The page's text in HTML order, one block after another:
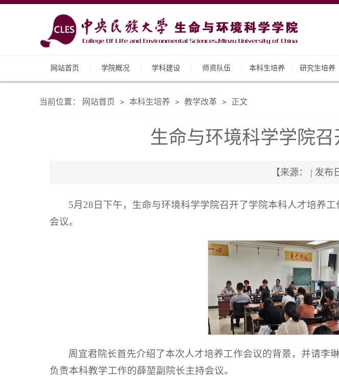
网站首页 学院概况 学科建设 师资队伍 本科生培养 研究生培养
当前位置： 网站首页 > 本科生培养 > 教学改革 > 正文
生命与环境科学学院
【来源： | 发布
5月28日下午，生命与环境科学学院召开了学院本科人才培养
会议。
周宜君院长首先介绍了本次人才培养工作会议的背景，并请李
负责本科教学工作的薛堃副院长主持会议。